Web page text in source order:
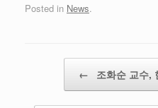
Posted in News.
← 조화순 교수,